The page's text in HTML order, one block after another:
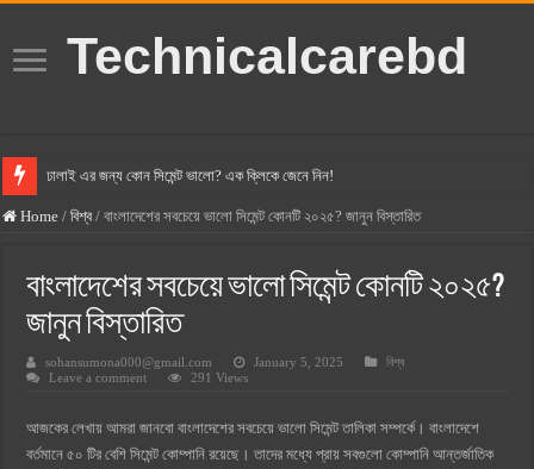
Technicalcarebd
ঢালাই এর জন্য কোন সিমেন্ট ভালো? এক ক্লিকে জেনে নিন!
বসুন্ধরা সিমেন্ট এর দাম ২০২৫
হোলসিম সিমেন্ট দাম ২০২৫
সুপারক্রিট সিমেন্ট দাম ২০২৫
জুডিশিয়াল ম্যাজিস্ট্রেট কি? জুডিশিয়াল ম্যাজিস্ট্রেট এর সুযোগ সুবিধা
ওয়ালটন টিভি কিস্তিতে কেনার নিয়ম ২০২৫
Home / বিশ্ব / বাংলাদেশের সবচেয়ে ভালো সিমেন্ট কোনটি ২০২৫? জানুন বিস্তারিত
বাংলাদেশের সবচেয়ে ভালো সিমেন্ট কোনটি ২০২৫?
জানুন বিস্তারিত
sohansumona000@gmail.com January 5, 2025
বিশ্ব
Leave a comment
291 Views
আজকের লেখায় আমরা জানবো বাংলাদেশের সবচেয়ে ভালো সিমেন্ট তালিকা সম্পর্কে। বাংলাদেশে
বর্তমানে ৫০ টির বেশি সিমেন্ট কোম্পানি রয়েছে। তাদের মধ্যে প্রায় সবগুলো কোম্পানি আন্তর্জাতিক